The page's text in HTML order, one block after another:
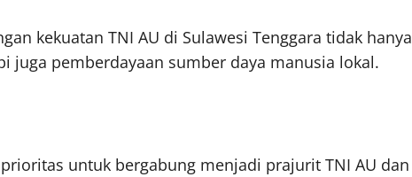
kekuatan TNI AU di Sulawesi Tenggara tidak hanya
juga pemberdayaan sumber daya manusia lokal.
untuk bergabung menjadi prajurit TNI AU dan